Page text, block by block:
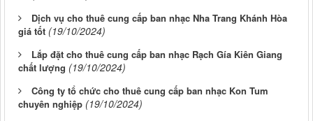
Dịch vụ cho thuê cung cấp ban nhạc Nha Trang Khánh Hòa
giá tốt (19/10/2024)
Lắp đặt cho thuê cung cấp ban nhạc Rạch Gía Kiên Giang
chất lượng (19/10/2024)
Công ty tổ chức cho thuê cung cấp ban nhạc Kon Tum
chuyên nghiệp (19/10/2024)